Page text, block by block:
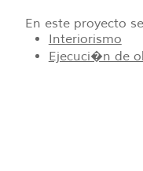
En este proyecto
Interiorismo
Ejecuci�n de